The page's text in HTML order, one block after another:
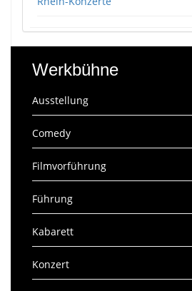
Werkbühne
Ausstellung
Comedy
Filmvorführung
Führung
Kabarett
Konzert